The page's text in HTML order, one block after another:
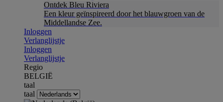
Ontdek Bleu Riviera
Een kleur geïnspireerd door het blauwgroen van de
Middellandse Zee.
Inloggen
Verlanglijstje
Inloggen
Verlanglijstje
Regio
BELGIË
taal
taal